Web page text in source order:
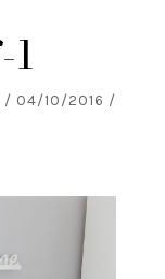
/ 04/10/2016 /